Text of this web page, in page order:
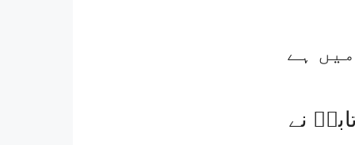
ہے
نے